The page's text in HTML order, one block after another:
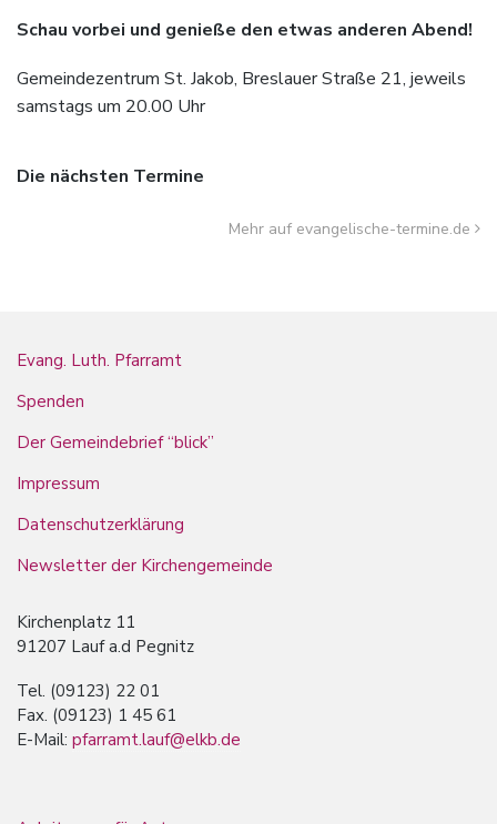
Schau vorbei und genieße den etwas anderen Abend!
Gemeindezentrum St. Jakob, Breslauer Straße 21, jeweils
samstags um 20.00 Uhr
Die nächsten Termine
Mehr auf evangelische-termine.de
Evang. Luth. Pfarramt
Spenden
Der Gemeindebrief “blick”
Impressum
Datenschutzerklärung
Newsletter der Kirchengemeinde
Kirchenplatz 11
91207 Lauf a.d Pegnitz
Tel. (09123) 22 01
Fax. (09123) 1 45 61
E-Mail: pfarramt.lauf@elkb.de